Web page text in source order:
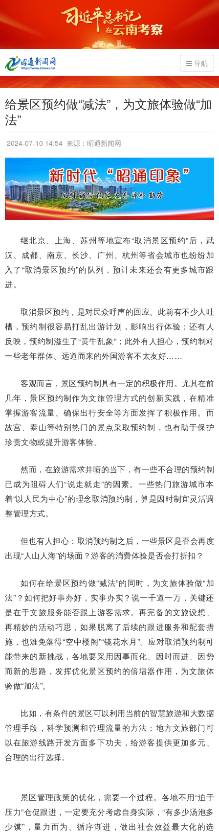
导航
给景区预约做“减法”，为文旅体验做“加
法”
2024-07-10 14:54 来源：昭通新闻网
继北京、上海、苏州等地宣布“取消景区预约”后，武
汉、成都、南京、长沙、广州、杭州等省会城市也纷纷加
入了“取消景区预约”的队列，预计未来还会有更多城市跟
进。
取消景区预约，是对民众呼声的回应。此前有不少人吐
槽，预约制很容易打乱出游计划，影响出行体验；还有人
反映，预约制滋生了“黄牛乱象”；此外有人担心，预约制对
一些老年群体、远道而来的外国游客不太友好……
客观而言，景区预约制具有一定的积极作用。尤其在前
几年，景区预约制作为文旅管理方式的创新实践，在精准
掌握游客流量、确保出行安全等方面发挥了积极作用。而
故宫、泰山等特别热门的景点采取预约制，也有助于保护
珍贵文物或提升游客体验。
然而，在旅游需求井喷的当下，有一些不合理的预约制
已成为阻碍人们“说走就走”的因素。一些热门旅游城市本
着“以人民为中心”的理念取消预约制，算是因时制宜灵活调
整管理方式。
但也有人担心：取消预约制之后，一些景区是否会再度
出现“人山人海”的场面？游客的消费体验是否会打折扣？
如何在给景区预约做“减法”的同时，为文旅体验做“加
法”？如何把好事办好，实事办实？说一千道一万，关键还
是在于文旅服务能否跟上游客需求。再完备的文旅设想、
再精妙的活动巧思，如果脱离了后续的跟进服务和配套措
施，也难免落得“空中楼阁”“镜花水月”。应对取消预约制可
能带来的新挑战，各地要采用因事而化、因时而进、因势
而新的思路，发挥优化景区预约的倍增器作用，为文旅体
验做“加法”。
比如，有条件的景区可以利用当前的智慧旅游和大数据
管理手段，科学预测和管理流量的方法；地方文旅部门可
以在旅游线路开发方面多下功夫，给游客提供更加多元、
合理的出行选择。
景区管理政策的优化，需要一个过程。各地不用“迫于
压力”仓促跟进，一定要充分考虑自身实际，“有多少汤泡多
少馍”，量力而为、循序渐进，做出社会效益最大化的选